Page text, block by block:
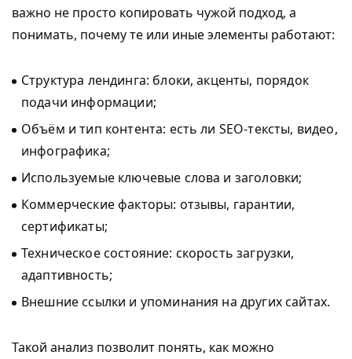
важно не просто копировать чужой подход, а
понимать, почему те или иные элементы работают:
Структура лендинга: блоки, акценты, порядок
подачи информации;
Объём и тип контента: есть ли SEO-тексты, видео,
инфографика;
Используемые ключевые слова и заголовки;
Коммерческие факторы: отзывы, гарантии,
сертификаты;
Техническое состояние: скорость загрузки,
адаптивность;
Внешние ссылки и упоминания на других сайтах.
Такой анализ позволит понять, как можно